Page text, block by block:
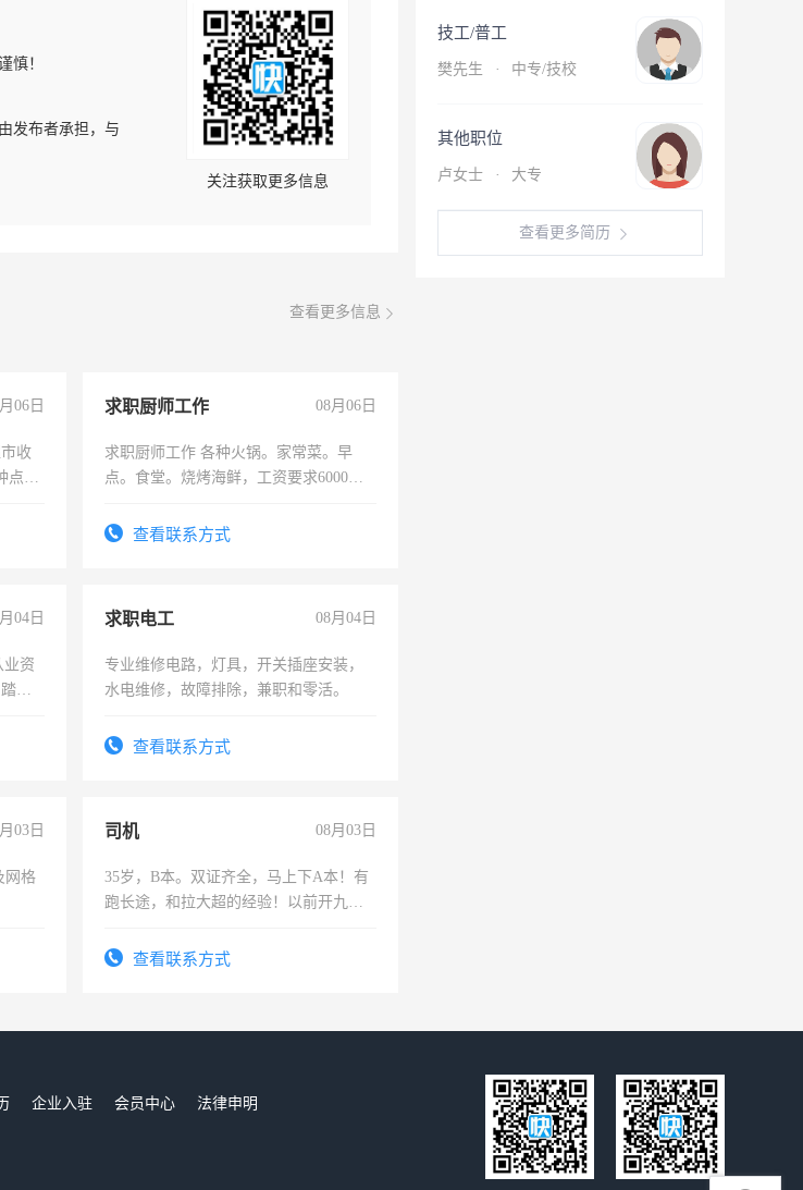
慎！
发布者承担，与
关注获取更多信息
查看更多信息
06日
收
点
求职厨师工作 08月06日
求职厨师工作 各种火锅。家常菜。早
点。食堂。烧烤海鲜，工资要求6000以
查看联系方式
04日
业资
求职电工 08月04日
专业维修电路，灯具，开关插座安装，
水电维修，故障排除，兼职和零活。
查看联系方式
03日
网格
司机 08月03日
35岁，B本。双证齐全，马上下A本！有
跑长途，和拉大超的经验！以前开九米
查看联系方式
技工/普工
樊先生 · 中专/技校
其他职位
卢女士 · 大专
查看更多简历
企业入驻 会员中心
法律申明